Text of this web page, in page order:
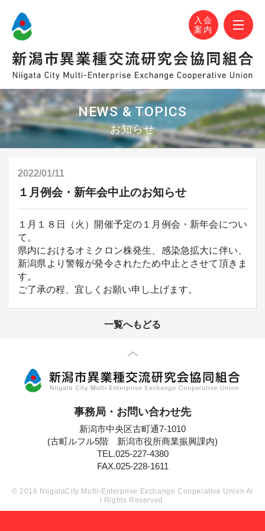
N-MEC 新潟市異業種交流研究会協同組合
おかげさまで設立30周年！
入会
案内
NEWS & TOPICS
お知らせ
2022/01/11
１月例会・新年会中止のお知らせ
１月１８日（火）開催予定の１月例会・新年会につい
て。
県内におけるオミクロン株発生、感染急拡大に伴い、
新潟県より警報が発令されたため中止とさせて頂きま
す。
ご了承の程、宜しくお願い申し上げます。
一覧へもどる
事務局・お問い合わせ先
新潟市中央区古町通7-1010
(古町ルフル5階 新潟市役所商業振興課内)
TEL.025-227-4380
FAX.025-228-1611
© 2016 NiigataCity Multi-Enterprise Exchange Cooperative Union Al
l Rights Reserved.